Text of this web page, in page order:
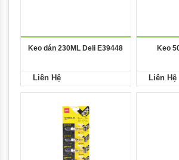
Keo dán 230ML Deli E39448
Liên Hệ
Keo
Liên Hệ